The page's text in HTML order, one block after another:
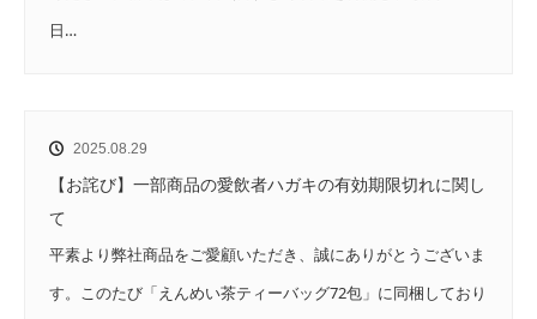
日…
2025.08.29
【お詫び】一部商品の愛飲者ハガキの有効期限切れに関し
て
平素より弊社商品をご愛顧いただき、誠にありがとうございま
す。このたび「えんめい茶ティーバッグ72包」に同梱しており